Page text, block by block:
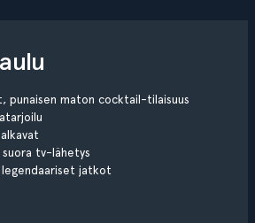
punaisen maton cocktail-tilaisuus
suora tv-lähetys
legendaariset jatkot